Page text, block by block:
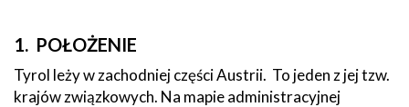
1. POŁOŻENIE
Tyrol leży w zachodniej części Austrii. To jeden z jej tzw.
krajów związkowych. Na mapie administracyjnej